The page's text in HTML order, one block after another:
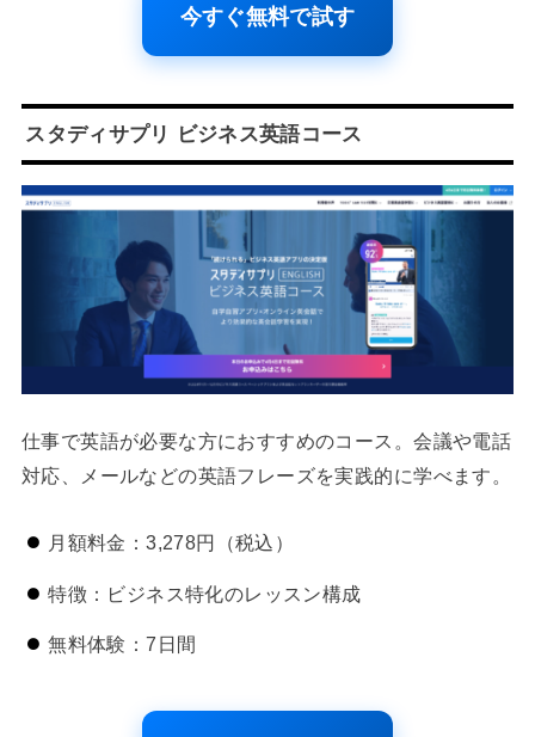
今すぐ無料で試す
スタディサプリ ビジネス英語コース
仕事で英語が必要な方におすすめのコース。会議や電話
対応、メールなどの英語フレーズを実践的に学べます。
月額料金：3,278円（税込）
特徴：ビジネス特化のレッスン構成
無料体験：7日間